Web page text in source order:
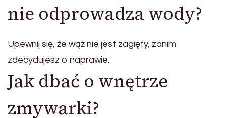
nie odprowadza wody?
Upewnij się, że wąż nie jest zagięty, zanim
zdecydujesz o naprawie.
Jak dbać o wnętrze
zmywarki?